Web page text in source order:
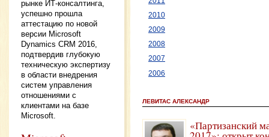
рынке ИТ-консалтинга,
успешно прошла
аттестацию по новой
версии Microsoft
Dynamics CRM 2016,
подтвердив глубокую
техническую экспертизу
в области внедрения
систем управления
отношениями с
клиентами на базе
Microsoft.
2010
2009
2008
2007
2006
ЛЕВИТАС АЛЕКСАНДР
«Партизанский